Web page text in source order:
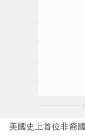
美國史上首位非裔